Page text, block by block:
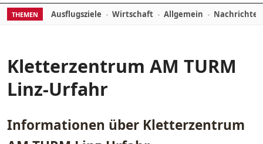
THEMEN Ausflugsziele Wirtschaft Allgemein
Kletterzentrum AM TURM
Linz-Urfahr
Informationen über Kletterzentrum